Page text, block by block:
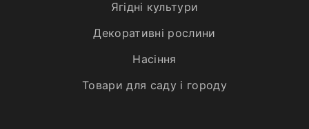
Ягідні культури
Декоративні рослини
Насіння
Товари для саду і городу